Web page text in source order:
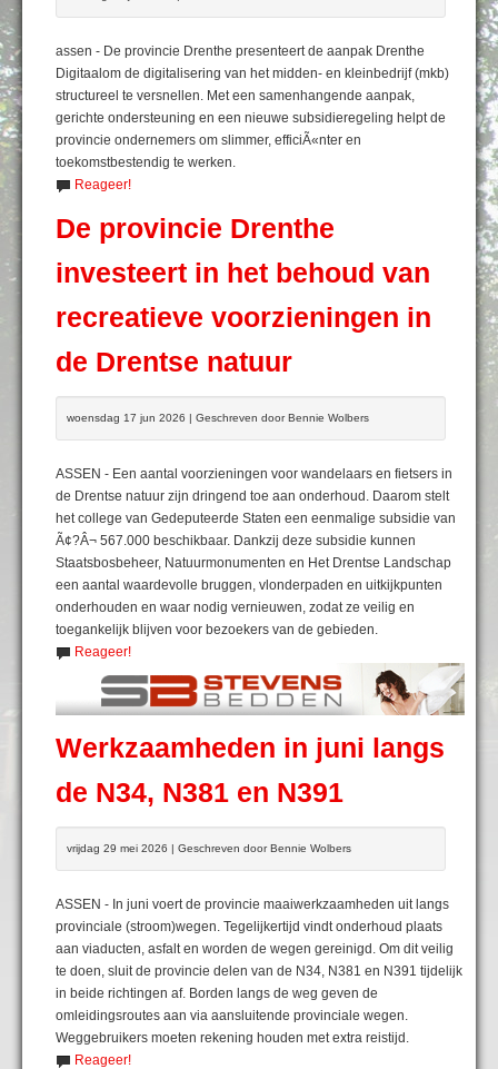
assen - De provincie Drenthe presenteert de aanpak Drenthe
Digitaalom de digitalisering van het midden- en kleinbedrijf (mkb)
structureel te versnellen. Met een samenhangende aanpak,
gerichte ondersteuning en een nieuwe subsidieregeling helpt de
provincie ondernemers om slimmer, efficiÃ«nter en
toekomstbestendig te werken.
Reageer!
De provincie Drenthe
investeert in het behoud van
recreatieve voorzieningen in
de Drentse natuur
woensdag 17 jun 2026 | Geschreven door Bennie Wolbers
ASSEN - Een aantal voorzieningen voor wandelaars en fietsers in
de Drentse natuur zijn dringend toe aan onderhoud. Daarom stelt
het college van Gedeputeerde Staten een eenmalige subsidie van
Ã¢?Â¬ 567.000 beschikbaar. Dankzij deze subsidie kunnen
Staatsbosbeheer, Natuurmonumenten en Het Drentse Landschap
een aantal waardevolle bruggen, vlonderpaden en uitkijkpunten
onderhouden en waar nodig vernieuwen, zodat ze veilig en
toegankelijk blijven voor bezoekers van de gebieden.
Reageer!
Werkzaamheden in juni langs
de N34, N381 en N391
vrijdag 29 mei 2026 | Geschreven door Bennie Wolbers
ASSEN - In juni voert de provincie maaiwerkzaamheden uit langs
provinciale (stroom)wegen. Tegelijkertijd vindt onderhoud plaats
aan viaducten, asfalt en worden de wegen gereinigd. Om dit veilig
te doen, sluit de provincie delen van de N34, N381 en N391 tijdelijk
in beide richtingen af. Borden langs de weg geven de
omleidingsroutes aan via aansluitende provinciale wegen.
Weggebruikers moeten rekening houden met extra reistijd.
Reageer!